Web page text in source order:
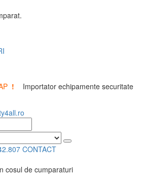
!
Importator echipamente securitate
CONTACT
cosul de cumparaturi